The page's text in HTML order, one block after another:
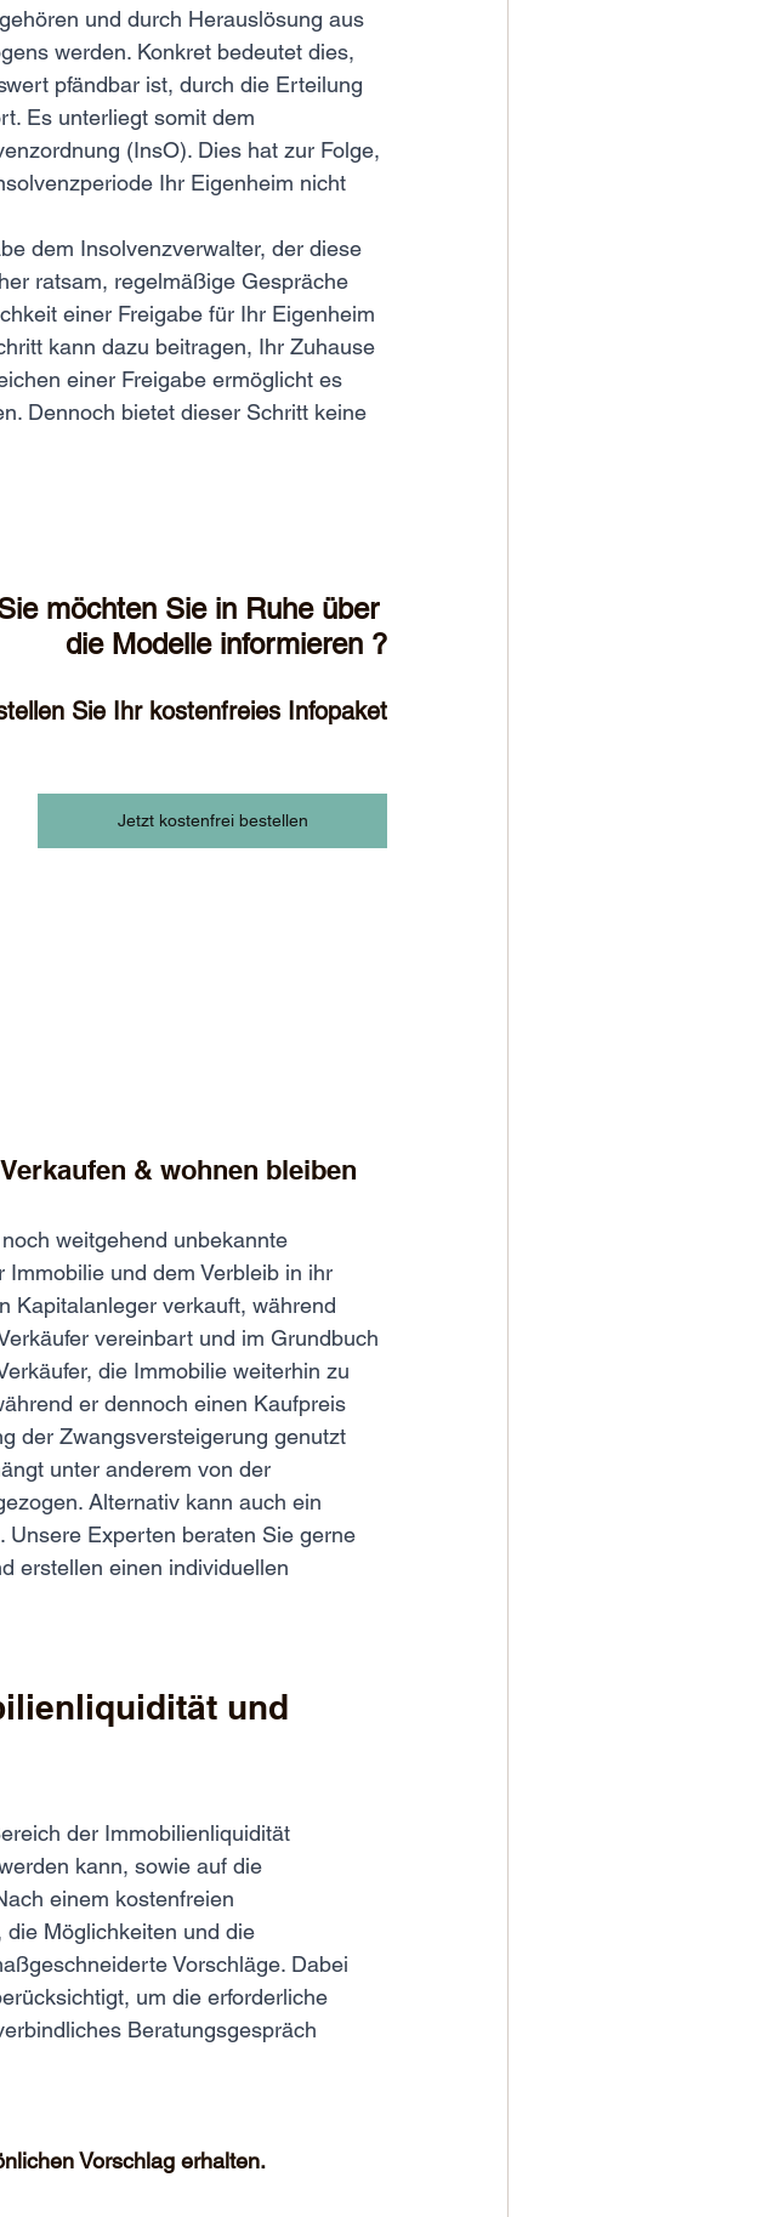
und durch Herauslösung aus
werden. Konkret bedeutet dies,
pfändbar ist, durch die Erteilung
Es unterliegt somit dem
(InsO). Dies hat zur Folge,
Ihr Eigenheim nicht
dem Insolvenzverwalter, der diese
ratsam, regelmäßige Gespräche
einer Freigabe für Ihr Eigenheim
kann dazu beitragen, Ihr Zuhause
einer Freigabe ermöglicht es
Dennoch bietet dieser Schritt keine
möchten Sie in Ruhe über
die Modelle informieren ?
Sie Ihr kostenfreies Infopaket
Jetzt kostenfrei bestellen
& wohnen bleiben
weitgehend unbekannte
und dem Verbleib in ihr
Kapitalanleger verkauft, während
vereinbart und im Grundbuch
die Immobilie weiterhin zu
er dennoch einen Kaufpreis
der Zwangsversteigerung genutzt
unter anderem von der
Alternativ kann auch ein
Experten beraten Sie gerne
erstellen einen individuellen
und
der Immobilienliquidität
kann, sowie auf die
einem kostenfreien
Möglichkeiten und die
Vorschläge. Dabei
um die erforderliche
Beratungsgespräch
Vorschlag erhalten.